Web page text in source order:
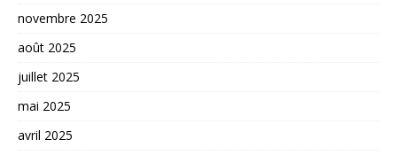
novembre 2025
août 2025
juillet 2025
mai 2025
avril 2025